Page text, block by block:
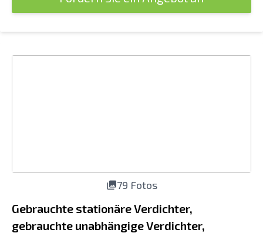
79 Fotos
Gebrauchte stationäre Verdichter,
gebrauchte unabhängige Verdichter,